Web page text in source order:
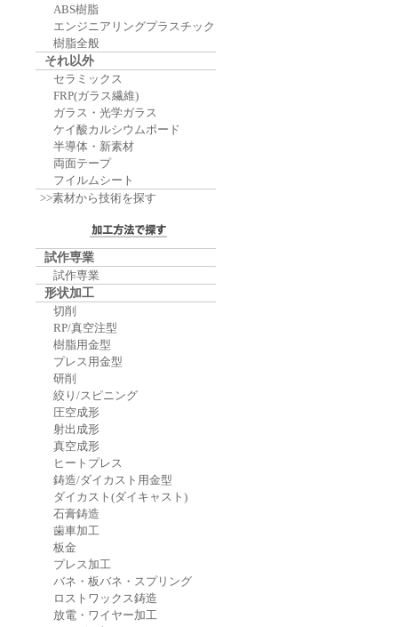
ABS樹脂
エンジニアリングプラスチック
樹脂全般
それ以外
セラミックス
FRP(ガラス繊維)
ガラス・光学ガラス
ケイ酸カルシウムボード
半導体・新素材
両面テープ
フイルムシート
>>素材から技術を探す
試作専業
試作専業
形状加工
切削
RP/真空注型
樹脂用金型
プレス用金型
研削
絞り/スピニング
圧空成形
射出成形
真空成形
ヒートプレス
鋳造/ダイカスト用金型
ダイカスト(ダイキャスト)
石膏鋳造
歯車加工
板金
プレス加工
バネ・板バネ・スプリング
ロストワックス鋳造
放電・ワイヤー加工